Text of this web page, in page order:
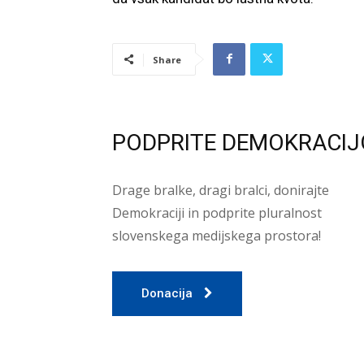
Share
PODPRITE
Drage bralke, dragi bralci, donirajte
Demokraciji in podprite pluralnost
slovenskega medijskega prostora!
Donacija